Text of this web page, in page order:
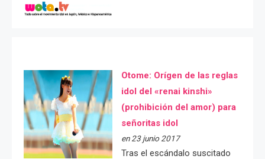
Otome: Orígen de las reglas
idol del «renai kinshi»
(prohibición del amor) para
señoritas idol
en 23 junio 2017
Tras el escándalo suscitado